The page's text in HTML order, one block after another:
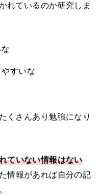
れているのか研究しま
すいな
くさんあり勉強になり
ていない情報はない
情報があれば自分の記